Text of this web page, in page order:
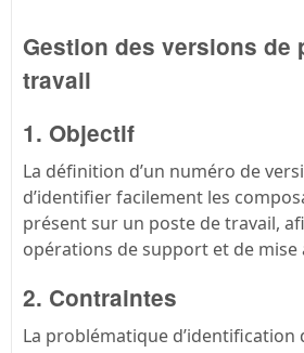
Gestion des versions de
travail
1. Objectif
La définition d’un numéro de
d’identifier facilement les
présent sur un poste de travail,
opérations de support et de mise
2. Contraintes
La problématique d’identification